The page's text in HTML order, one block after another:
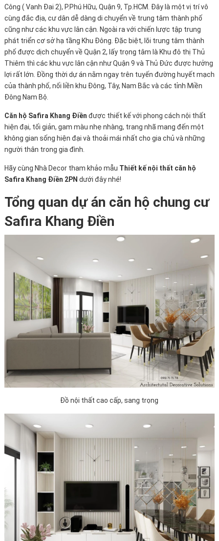
Công ( Vanh Đai 2), P.Phú Hữu, Quận 9, Tp.HCM. Đây là một vị trí vô
cùng đắc địa, cư dân dễ dàng di chuyển về trung tâm thành phố
cũng như các khu vực lân cận. Ngoài ra với chiến lược tập trung
phát triển cơ sở hạ tầng Khu Đông. Đặc biệt, lõi trung tâm thành
phố được dịch chuyển về Quận 2, lấy trọng tâm là Khu đô thị Thủ
Thiêm thì các khu vực lân cận như Quận 9 và Thủ Đức được hưởng
lợi rất lớn. Đồng thời dự án nằm ngay trên tuyến đường huyết mạch
của thành phố, nối liền khu Đông, Tây, Nam Bắc và các tỉnh Miền
Đông Nam Bộ.
Căn hộ Safira Khang Điền được thiết kế với phong cách nội thất
hiện đại, tối giản, gam màu nhẹ nhàng, trang nhã mang đến một
không gian sống hiện đại và thoải mái nhất cho gia chủ và những
người thân trong gia đình.
Hãy cùng Nhà Decor tham khảo mẫu Thiết kế nội thất căn hộ
Safira Khang Điền 2PN dưới đây nhé!
Tổng quan dự án căn hộ chung cư
Safira Khang Điền
Đồ nội thất cao cấp, sang trọng